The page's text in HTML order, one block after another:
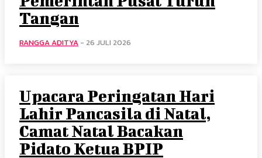
Tangan
RANGGA ADITYA - 26 JULI 2026
Upacara Peringatan Hari
Lahir Pancasila di Natal,
Camat Natal Bacakan
Pidato Ketua BPIP